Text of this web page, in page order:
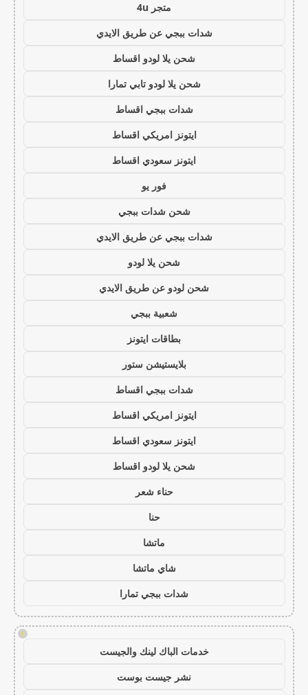
متجر 4u
شدات ببجي عن طريق الايدي
شحن يلا لودو اقساط
شحن يلا لودو تابي تمارا
شدات ببجي اقساط
ايتونز امريكي اقساط
ايتونز سعودي اقساط
فور يو
شحن شدات ببجي
شدات ببجي عن طريق الايدي
شحن يلا لودو
شحن لودو عن طريق الايدي
شعبية ببجي
بطاقات ايتونز
بلايستيشن ستور
شدات ببجي اقساط
ايتونز امريكي اقساط
ايتونز سعودي اقساط
شحن يلا لودو اقساط
حناء شعر
حنا
ماتشا
شاي ماتشا
شدات ببجي تمارا
!
خدمات الباك لينك والجيست
نشر جيست بوست